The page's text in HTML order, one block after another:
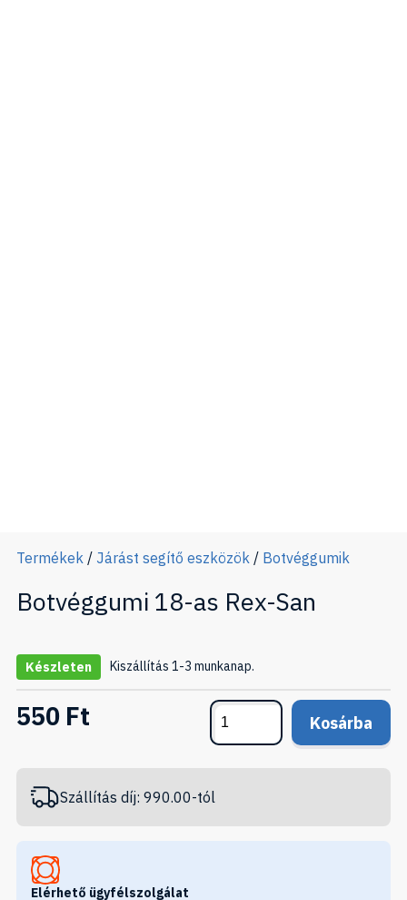
Termékek / Járást segítő eszközök / Botvéggumik
Botvéggumi 18-as Rex-San
Készleten Kiszállítás 1-3 munkanap.
550 Ft Kosárba
Szállítás díj: 990.00-tól
Elérhető ügyfélszolgálat